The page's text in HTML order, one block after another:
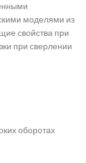
моделями из
свойства при
при сверлении
оборотах